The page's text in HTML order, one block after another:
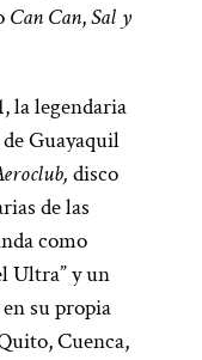
Can Can,Sal y
la legendaria
Guayaquil
disco
de las
como
Ultra” y un
su propia
Cuenca,